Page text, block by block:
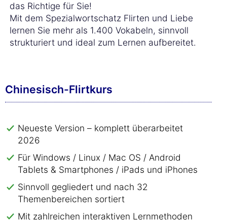
das Richtige für Sie!
Mit dem Spezialwortschatz Flirten und Liebe
lernen Sie mehr als 1.400 Vokabeln, sinnvoll
strukturiert und ideal zum Lernen aufbereitet.
Chinesisch-Flirtkurs
Neueste Version – komplett überarbeitet
2026
Für Windows / Linux / Mac OS / Android
Tablets & Smartphones / iPads und iPhones
Sinnvoll gegliedert und nach 32
Themenbereichen sortiert
Mit zahlreichen interaktiven Lernmethoden